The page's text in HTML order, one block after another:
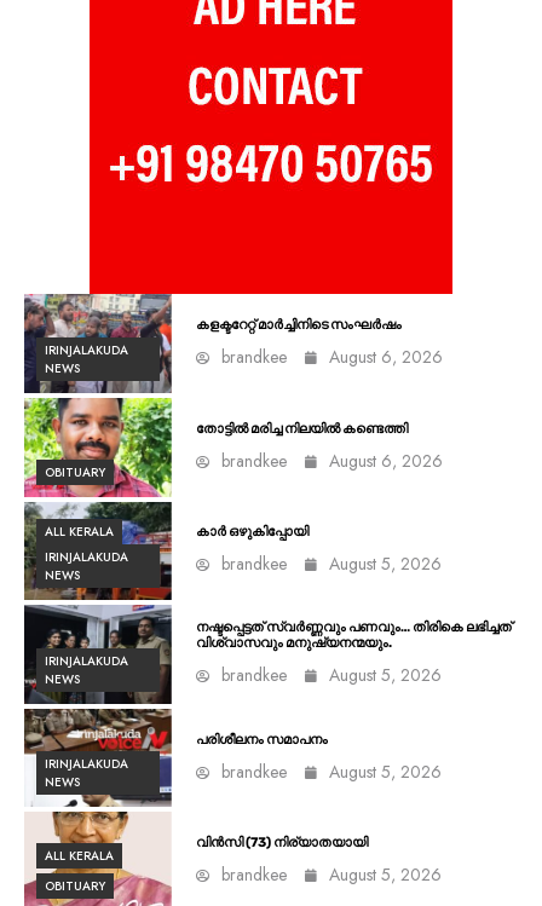
IRINJALAKUDA
NEWS
കളക്ടറേറ്റ് മാർച്ചിനിടെ സംഘർഷം
brandkee August 6, 2026
OBITUARY
തോട്ടിൽ മരിച്ച നിലയിൽ കണ്ടെത്തി
brandkee August 6, 2026
ALL KERALA
IRINJALAKUDA
NEWS
കാർ ഒഴുകിപ്പോയി
brandkee August 5, 2026
IRINJALAKUDA
NEWS
നഷ്ടപ്പെട്ടത് സ്വർണ്ണവും പണവും… തിരികെ ലഭിച്ചത്
വിശ്വാസവും മനുഷ്യനന്മയും.
brandkee August 5, 2026
IRINJALAKUDA
NEWS
പരിശീലനം സമാപനം
brandkee August 5, 2026
ALL KERALA
OBITUARY
വിൻസി (73) നിര്യാതയായി
brandkee August 5, 2026